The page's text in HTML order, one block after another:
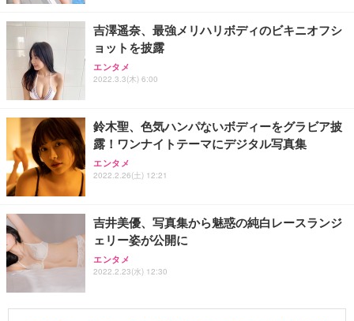
吉澤遥奈、最強メリハリボディのビキニオフシ
ョットを披露
エンタメ
2022.3.3(木) 6:00
鈴木聖、色気ハンパないボディーをグラビア披
露！ワンナイトテーマにデジタル写真集
エンタメ
2022.2.26(土) 12:21
吉井美優、写真集から魅惑の純白レースランジ
ェリー姿が公開に
エンタメ
2022.2.23(水) 12:30